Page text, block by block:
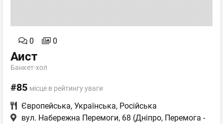
0 0
Аист
Банкет-хол
#85 місце в рейтингу уваги
Європейська, Українська, Російська
вул. Набережна Перемоги, 68 (Дніпро, Перемога -